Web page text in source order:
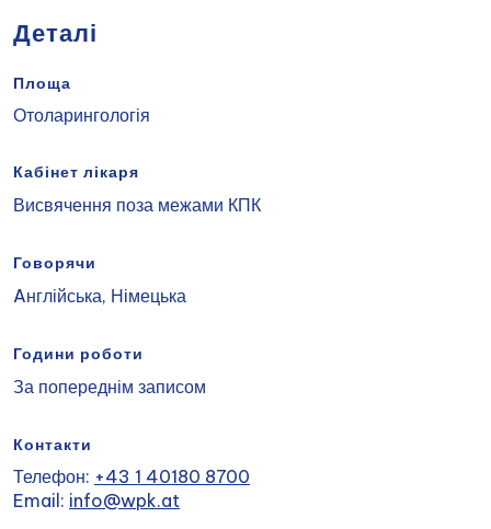
Деталі
Площа
Отоларингологія
Кабінет лікаря
Висвячення поза межами КПК
Говорячи
Aнглійська, Німецька
Години роботи
За попереднім записом
Контакти
Телефон: +43 1 40180 8700
Email: info@wpk.at